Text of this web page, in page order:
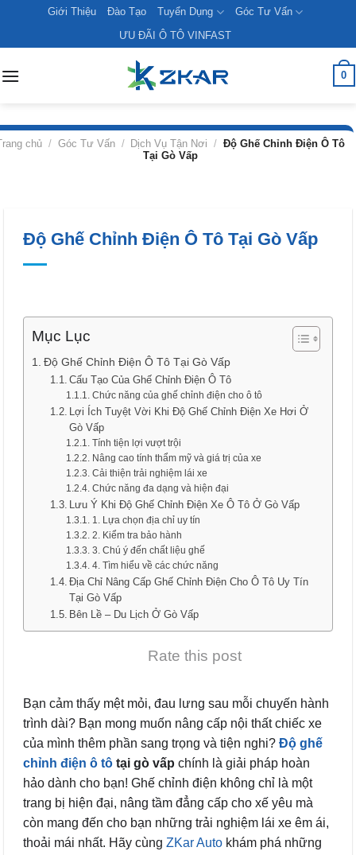
content
Giới Thiệu Đào Tạo Tuyển Dụng
Góc Tư Vấn
ƯU ĐÃI Ô TÔ VINFAST
0
chủ / Góc Tư Vấn / Dịch Vụ Tận Nơi / Độ Ghế Chỉnh Điện Ô Tô
Tại Gò Vấp
Độ Ghế Chỉnh Điện Ô Tô Tại Gò Vấp
Mục Lục
Độ Ghế Chỉnh Điện Ô Tô Tại Gò Vấp
Cấu Tạo Của Ghế Chỉnh Điện Ô Tô
Chức năng của ghế chỉnh điện cho ô tô
Lợi Ích Tuyệt Vời Khi Độ Ghế Chỉnh Điện Xe Hơi Ở
Gò Vấp
Tính tiện lợi vượt trội
Nâng cao tính thẩm mỹ và giá trị của xe
Cải thiện trải nghiệm lái xe
Chức năng đa dạng và hiện đại
Lưu Ý Khi Độ Ghế Chỉnh Điện Xe Ô Tô Ở Gò Vấp
1. Lựa chọn địa chỉ uy tín
2. Kiểm tra bảo hành
3. Chú ý đến chất liệu ghế
4. Tìm hiểu về các chức năng
Địa Chỉ Nâng Cấp Ghế Chỉnh Điện Cho Ô Tô Uy Tín
Tại Gò Vấp
Bên Lề – Du Lịch Ở Gò Vấp
Rate this post
Bạn cảm thấy mệt mỏi, đau lưng sau mỗi chuyến hành
trình dài? Bạn mong muốn nâng cấp nội thất chiếc xe
của mình thêm phần sang trọng và tiện nghi? Độ ghế
chỉnh điện ô tô tại gò vấp chính là giải pháp hoàn
hảo dành cho bạn! Ghế chỉnh điện không chỉ là một
trang bị hiện đại, nâng tầm đẳng cấp cho xế yêu mà
còn mang đến cho bạn những trải nghiệm lái xe êm ái,
thoải mái nhất. Hãy cùng ZKar Auto khám phá những